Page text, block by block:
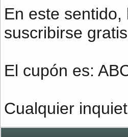
En este
suscribirse
El cupón es:
Cualquier